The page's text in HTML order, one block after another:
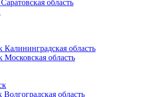
область
Калининградская область
Московская область
область